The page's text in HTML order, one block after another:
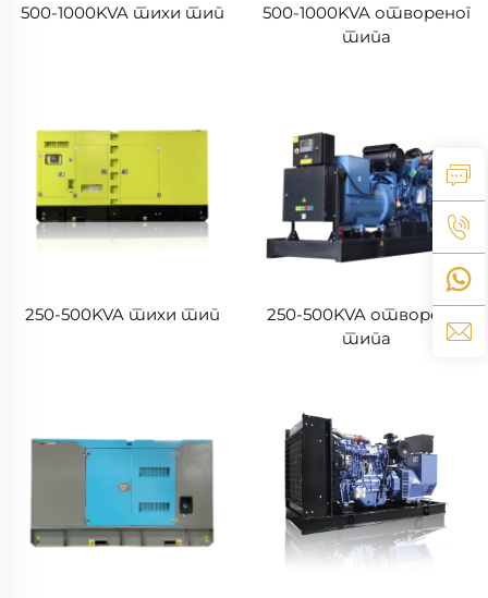
500-1000KVA тихи тип
500-1000KVA отвореног
типа
250-500KVA тихи тип
250-500KVA отвореног
типа